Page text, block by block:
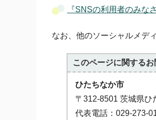
『SNSの利用者のみな
なお、他のソーシャルメデ
このページに関するお
ひたちなか市
〒312-8501 茨城県ひ
代表電話：029-273-